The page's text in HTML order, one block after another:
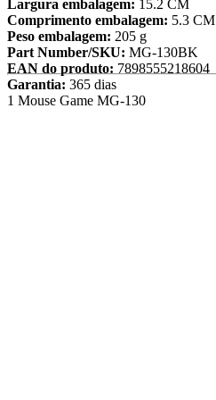
Largura embalagem: 15.2 CM
Comprimento embalagem: 5.3 CM
Peso embalagem: 205 g
Part Number/SKU: MG-130BK
EAN do produto: 7898555218604
Garantia: 365 dias
1 Mouse Game MG-130